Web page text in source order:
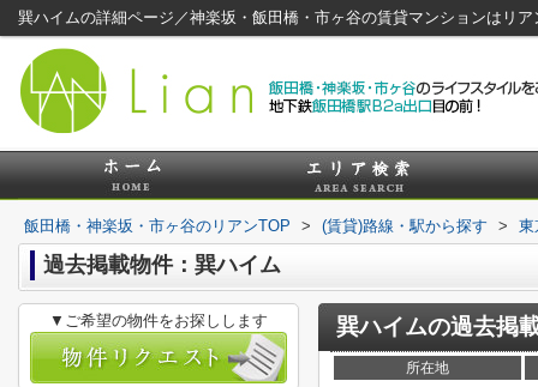
巽ハイムの詳細ページ／神楽坂・飯田橋・市ヶ谷の賃貸マンションはリア
飯田橋・神楽坂・市ヶ谷のリアンTOP > (賃貸)路線・駅から探す > 東
過去掲載物件：巽ハイム
巽ハイムの過去掲
所在地
▼ご希望の物件をお探しします